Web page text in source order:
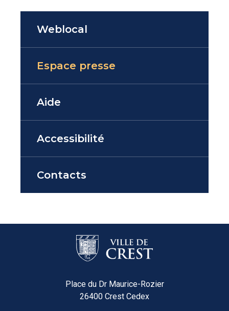
Weblocal
Espace presse
Aide
Accessibilité
Contacts
Place du Dr Maurice-Rozier
26400 Crest Cedex